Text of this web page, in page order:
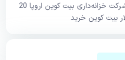
نخستین شرکت خزانه‌داری بیت کوین اروپا 20
بیت کوین خرید